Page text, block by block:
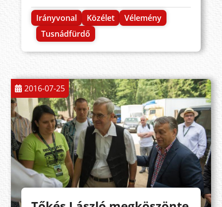
Irányvonal Közélet
Vélemény
Tusnádfürdő
2016-07-25